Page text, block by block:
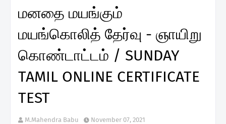
மனதை மயங்கும்
மயங்கொலித் தேர்வு - ஞாயிறு
கொண்டாட்டம் / SUNDAY
TAMIL ONLINE CERTIFICATE
TEST
M.Mahendra Babu November 07, 2021